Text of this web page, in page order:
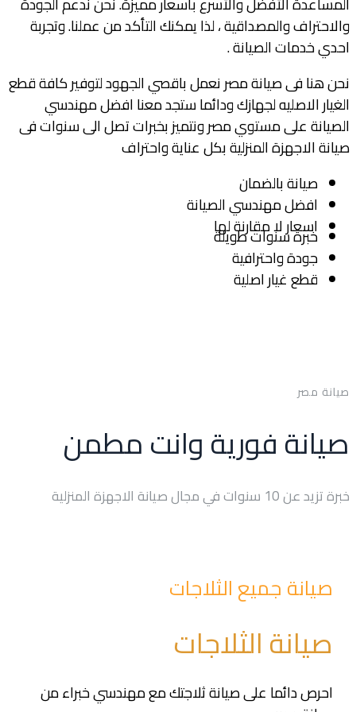
والاحتراف والمصداقية ، لذا يمكنك التأكد من عملنا. وتجربة
احدي خدمات الصيانة .
نحن هنا فى صيانة مصر نعمل باقصي الجهود لتوفير كافة قطع
الغيار الاصليه لجهازك ودائما ستجد معنا افضل مهندسي
الصيانة على مستوي مصر ونتميز بخبرات تصل الى سنوات فى
صيانة الاجهزة المنزلية بكل عناية واحتراف
صيانة بالضمان
افضل مهندسي الصيانة
اسعار لا مقارنة لها
خبرة سنوات طويلة
جودة واحترافية
قطع غيار اصلية
صيانة مصر
صيانة فورية وانت مطمن
خبرة تزيد عن 10 سنوات في مجال صيانة الاجهزة المنزلية
صيانة جميع الثلاجات
صيانة الثلاجات
احرص دائما على صيانة ثلاجتك مع مهندسي خبراء من